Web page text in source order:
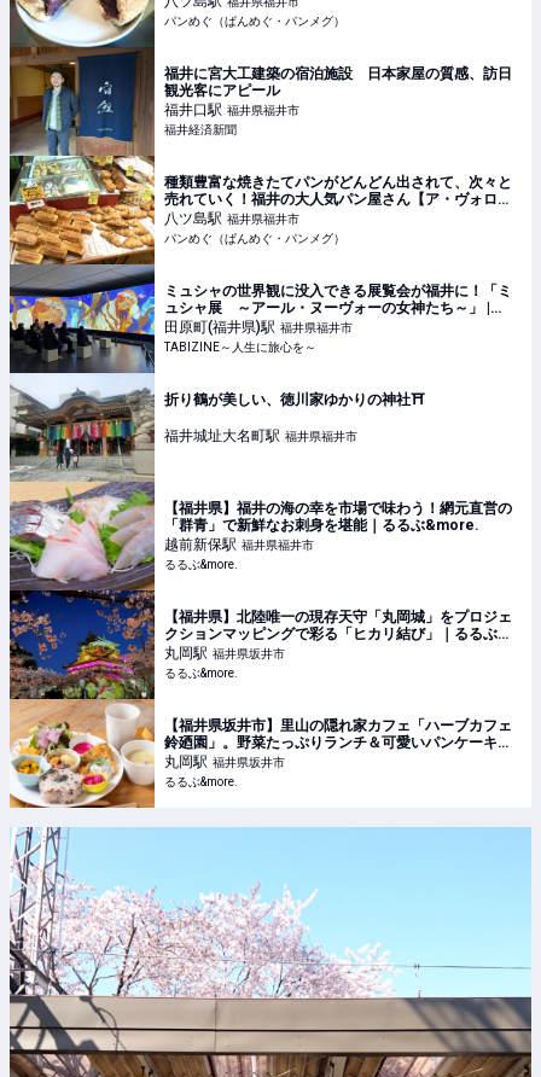
パンめぐ（ぱんめぐ・パンメグ）
福井に宮大工建築の宿泊施設 日本家屋の質感、訪日
観光客にアピール
福井口駅 福井県福井市
福井経済新聞
種類豊富な焼きたてパンがどんどん出されて、次々と
売れていく！福井の大人気パン屋さん【ア・ヴォロン
テ】（福井県・福井市）
八ツ島駅 福井県福井市
パンめぐ（ぱんめぐ・パンメグ）
ミュシャの世界観に没入できる展覧会が福井に！「ミ
ュシャ展 ～アール・ヌーヴォーの女神たち～」 |
TABIZINE～人生に旅心を～
田原町(福井県)駅 福井県福井市
TABIZINE～人生に旅心を～
折り鶴が美しい、徳川家ゆかりの神社⛩️
福井城址大名町駅 福井県福井市
【福井県】福井の海の幸を市場で味わう！網元直営の
「群青」で新鮮なお刺身を堪能｜るるぶ&more.
越前新保駅 福井県福井市
るるぶ&more.
【福井県】北陸唯一の現存天守「丸岡城」をプロジェ
クションマッピングで彩る「ヒカリ結び」｜るるぶ
&more.
丸岡駅 福井県坂井市
るるぶ&more.
【福井県坂井市】里山の隠れ家カフェ「ハーブカフェ
鈴廼園」。野菜たっぷりランチ＆可愛いパンケーキで
日常をひと休み｜るるぶ&more.
丸岡駅 福井県坂井市
るるぶ&more.